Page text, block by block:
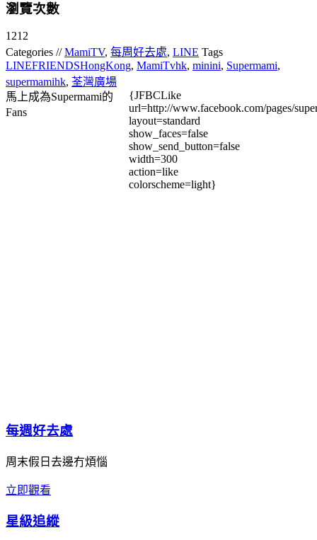
瀏覽次數
1212
Categories //MamiTV, 每周好去處, LINE Tags
LINEFRIENDSHongKong, MamiTvhk, minini, Supermami,
supermamihk, 荃灣廣場
馬上成為Supermami的
Fans
{JFBCLike
url=http://www.facebook.com/pages/
layout=standard
show_faces=false
show_send_button=false
width=300
action=like
colorscheme=light}
每週好去處
周末假日去邊冇煩惱
立即觀看
星級追縱